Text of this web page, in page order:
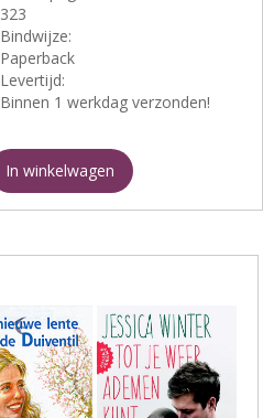
323
Bindwijze:
Paperback
Levertijd:
Binnen 1 werkdag verzonden!
In winkelwagen